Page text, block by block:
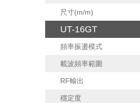
尺寸(m/m)
UT-16GT
頻率振盪模式
載波頻率範圍
RF輸出
穩定度